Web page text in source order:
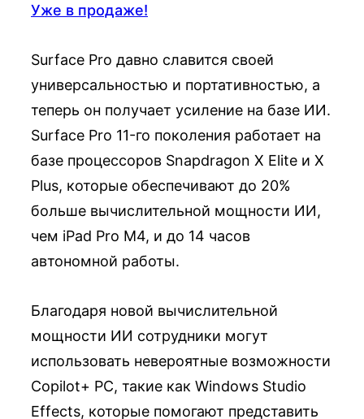
Уже в продаже!
Surface Pro давно славится своей
универсальностью и портативностью, а
теперь он получает усиление на базе ИИ.
Surface Pro 11-го поколения работает на
базе процессоров Snapdragon X Elite и X
Plus, которые обеспечивают до 20%
больше вычислительной мощности ИИ,
чем iPad Pro M4, и до 14 часов
автономной работы.
Благодаря новой вычислительной
мощности ИИ сотрудники могут
использовать невероятные возможности
Copilot+ PC, такие как Windows Studio
Effects, которые помогают представить